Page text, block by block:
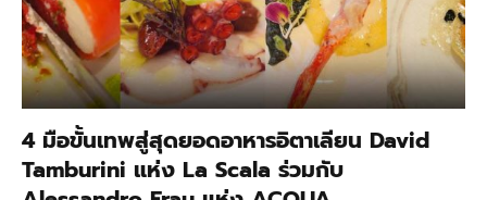
4 มือขั้นเทพสู่สุดยอดอาหารอิตาเลียน David
Tamburini แห่ง La Scala ร่วมกับ